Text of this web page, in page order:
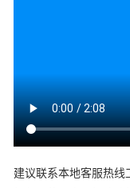
建议联系本地客服热线